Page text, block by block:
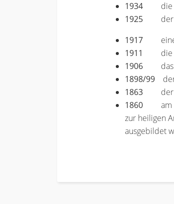
1934
1925
1917
1911
1906
1898/99
1863
1860
zur heiligen
ausgebildet